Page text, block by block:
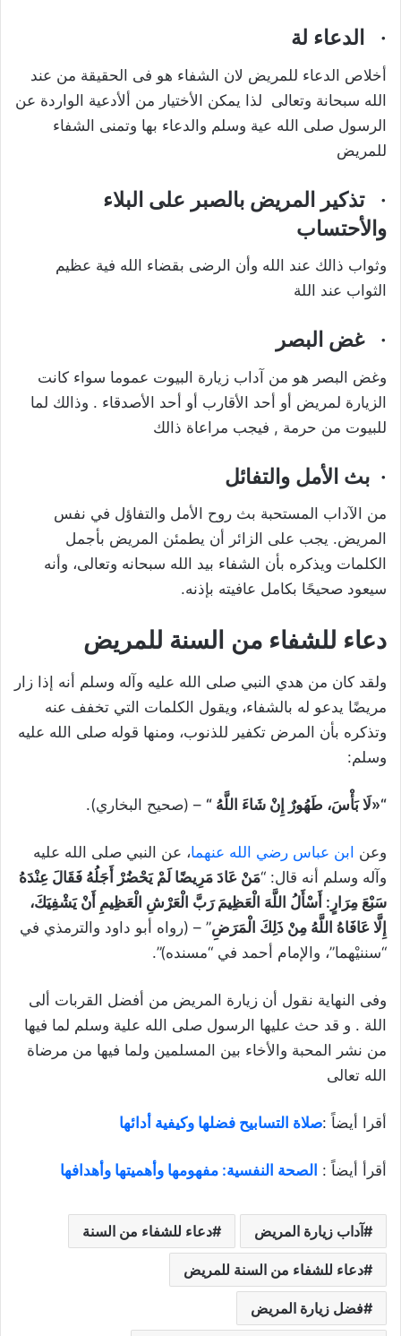
· الدعاء لة
أخلاص الدعاء للمريض لان الشفاء هو فى الحقيقة من عند
الله سبحانة وتعالى لذا يمكن الأختيار من ألأدعية الواردة عن
الرسول صلى الله عية وسلم والدعاء بها وتمنى الشفاء
للمريض
·تذكير المريض بالصبر على البلاء
والأحتساب
وثواب ذالك عند الله وأن الرضى بقضاء الله فية عظيم
الثواب عند اللة
·غض البصر
وغض البصر هو من آداب زيارة البيوت عموما سواء كانت
الزيارة لمريض أو أحد الأقارب أو أحد الأصدقاء . وذالك لما
للبيوت من حرمة , فيجب مراعاة ذالك
· بث الأمل والتفائل
من الآداب المستحبة بث روح الأمل والتفاؤل في نفس
المريض. يجب على الزائر أن يطمئن المريض بأجمل
الكلمات ويذكره بأن الشفاء بيد الله سبحانه وتعالى، وأنه
سيعود صحيحًا بكامل عافيته بإذنه.
دعاء للشفاء من السنة للمريض
ولقد كان من هدي النبي صلى الله عليه وآله وسلم أنه إذا زار
مريضًا يدعو له بالشفاء، ويقول الكلمات التي تخفف عنه
وتذكره بأن المرض تكفير للذنوب، ومنها قوله صلى الله عليه
وسلم:
“«لَا بَأْسَ، طَهُورٌ إِنْ شَاءَ اللَّهُ “ – (صحيح البخاري).
وعن ابن عباس رضي الله عنهما، عن النبي صلى الله عليه
وآله وسلم أنه قال: “مَنْ عَادَ مَرِيضًا لَمْ يَحْضُرْ أَجَلُهُ فَقَالَ عِنْدَهُ
سَبْعَ مِرَارٍ: أَسْأَلُ اللَّهَ الْعَظِيمَ رَبَّ الْعَرْشِ الْعَظِيمِ أَنْ يَشْفِيَكَ،
إِلَّا عَافَاهُ اللَّهُ مِنْ ذَلِكَ الْمَرَضِ” – (رواه أبو داود والترمذي في
“سننيْهما”، والإمام أحمد في “مسنده)”.
وفى النهاية نقول أن زيارة المريض من أفضل القربات ألى
اللة . و قد حث عليها الرسول صلى الله علية وسلم لما فيها
من نشر المحبة والأخاء بين المسلمين ولما فيها من مرضاة
الله تعالى
أقرا أيضاً :صلاة التسابيح فضلها وكيفية أدائها
أقرأ أيضاً : الصحة النفسية: مفهومها وأهميتها وأهدافها
آداب زيارة المريض دعاء للشفاء من السنة
دعاء للشفاء من السنة للمريض
فضل زيارة المريض